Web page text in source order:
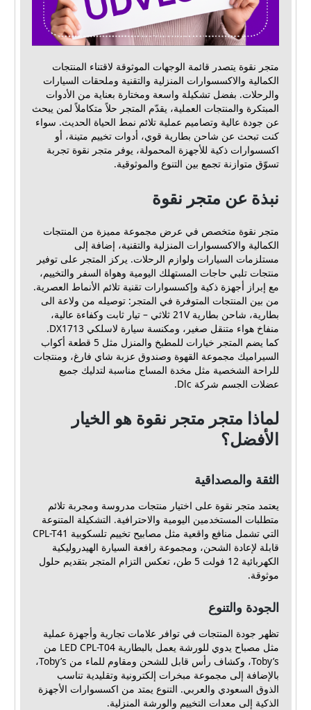
متجر نقوة يتصدر قائمة الوجهات الموثوقة لاقتناء المنتجات
الكمالية والاكسسوارات المنزلية والتقنية وملحقات السيارات
والرحلات. بفضل تشكيلة واسعة ومختارة بعناية من الأدوات
المبتكرة والمنتجات العملية، يقدّم المتجر حلاً متكاملاً لمن يبحث
عن جودة عالية وتصاميم عملية تلائم نمط الحياة الحديث. سواء
كنت تبحث عن شاحن بطارية قوي، أدوات تخييم متينة، أو
اكسسوارات ذكية للأجهزة المحمولة، يوفر متجر نقوة تجربة
تسوّق متوازنة تجمع بين التنوع والموثوقية.
نبذة عن متجر نقوة
متجر نقوة متخصص في عرض مجموعة مميزة من المنتجات
الكمالية والاكسسوارات المنزلية والتقنية، إضافة إلى
مستلزمات السيارات ولوازم الرحلات. يركز المتجر على توفير
منتجات تلبي حاجات المستهلك اليومية وهواة السفر والتخييم،
مع إبراز أجهزة ذكية وإكسسوارات تقنية تلائم الأنماط العصرية.
من بين المنتجات المتوفرة في المتجر: توصيله من ولاعة الى
بطارية، شاحن بطارية 21V ثلاثي – تيار ثابت وكفاءة عالية،
منفاخ هواء متنقل صغير، ومكنسة سيارة لاسلكي DX1713.
كما يضم المتجر خيارات للمطبخ والمنزل مثل 5 قطعة أكواب
السيراميك مجموعة القهوة وصندوق عزبة شاي فارغ، ومنتجات
للراحة الشخصية مثل مخدة المساج مناسبة لتدليك جميع
عضلات الجسم شركة Dlc.
لماذا متجر متجر نقوة هو الخيار
الأفضل؟
الثقة والمصداقية
يعتمد متجر نقوة على اختيار منتجات مدروسة ومجربة تلائم
متطلبات المستخدمين اليومية والاحترافية. التشكيلة المتنوعة
التي تشمل منافع واقعية مثل مصابيح تخييم تلسكوبية CPL-T41
قابلة لإعادة الشحن، ومجموعة رافعة السيارة الهيدروليكية
الكهربائية 12 فولت 5 طن، تعكس التزام المتجر بتقديم حلول
موثوقة.
الجودة والتنوع
تظهر جودة المنتجات في توافر علامات تجارية وأجهزة عملية
مثل مصباح يدوي للورشة يعمل بالبطارية LED CPL-T04 من
Toby’s، وكشاف رأس قابل للشحن ومقاوم للماء من Toby’s،
بالإضافة إلى مجموعة مبخرات إلكترونية وتقليدية تناسب
الذوق السعودي والعربي. التنوع يمتد من اكسسوارات الأجهزة
الذكية إلى معدات التخييم والورشة المنزلية.